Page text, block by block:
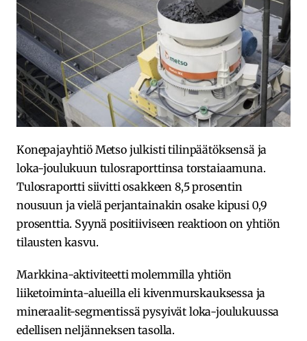
Konepajayhtiö Metso julkisti tilinpäätöksensä ja
loka-joulukuun tulosraporttinsa torstaiaamuna.
Tulosraportti siivitti osakkeen 8,5 prosentin
nousuun ja vielä perjantainakin osake kipusi 0,9
prosenttia. Syynä positiiviseen reaktioon on yhtiön
tilausten kasvu.
Markkina-aktiviteetti molemmilla yhtiön
liiketoiminta-alueilla eli kivenmurskauksessa ja
mineraalit-segmentissä pysyivät loka-joulukuussa
edellisen neljänneksen tasolla.